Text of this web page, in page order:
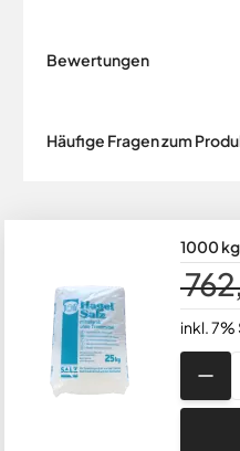
Bewertungen
Häufige Fragen zum
1000
40 x 25
inkl.